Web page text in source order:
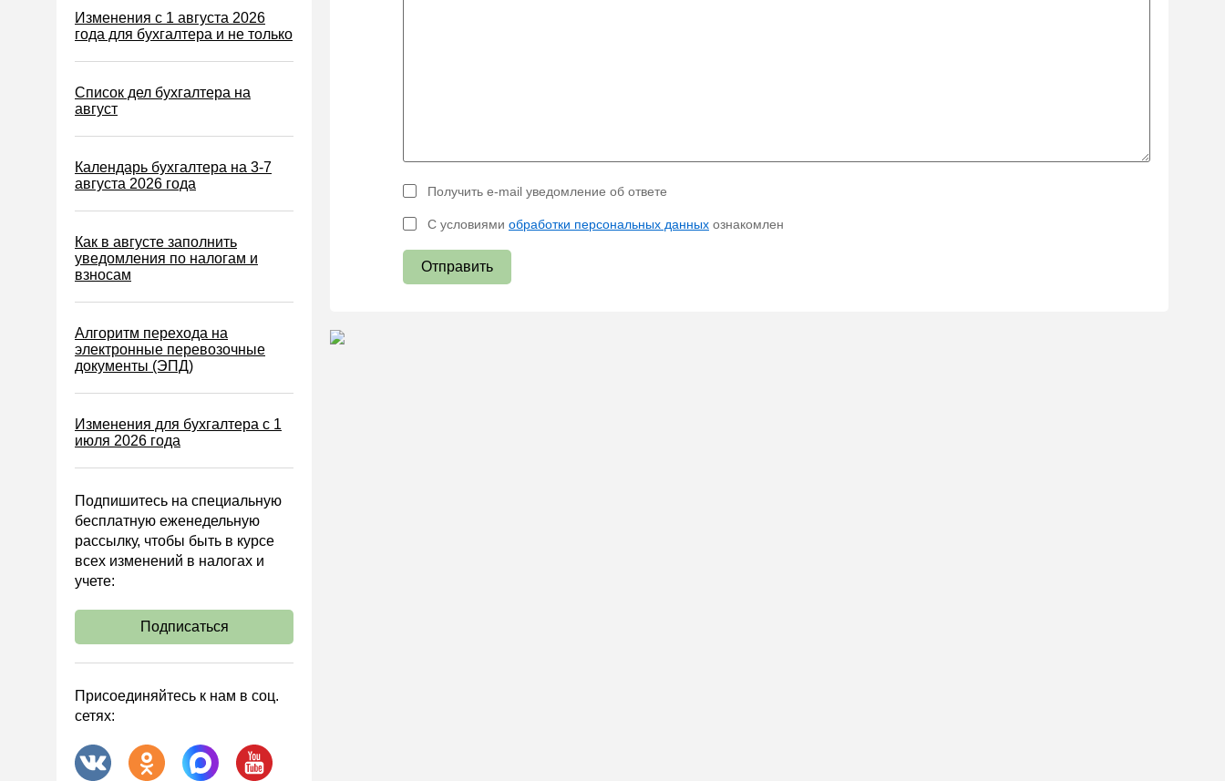
Водный налог
Экологический налог
Налог на игорный бизнес
Акцизы
Возврат и зачет налогов
Налоговые проверки
Ответственность
Статистика
Онлайн-кассы ККТ ККМ
Управленческий учет
Анализ хозяйственной
Охрана труда и аттестация
Охрана труда
Налоговое планирование
Финансовый контроль
Договоры
ООО
АО
Госзакупки
Изменения с 1 августа 2026
года для бухгалтера и не только
Список дел бухгалтера на
август
Календарь бухгалтера на 3-7
августа 2026 года
Как в августе заполнить
уведомления по налогам и
взносам
Алгоритм перехода на
электронные перевозочные
документы (ЭПД)
Изменения для бухгалтера с 1
июля 2026 года
Подпишитесь на специальную
бесплатную еженедельную
рассылку, чтобы быть в курсе
всех изменений в налогах и
учете:
Подписаться
Присоединяйтесь к нам в соц.
сетях:
Получить e-mail уведомление об ответе
С условиями обработки персональных данных ознакомлен
Отправить